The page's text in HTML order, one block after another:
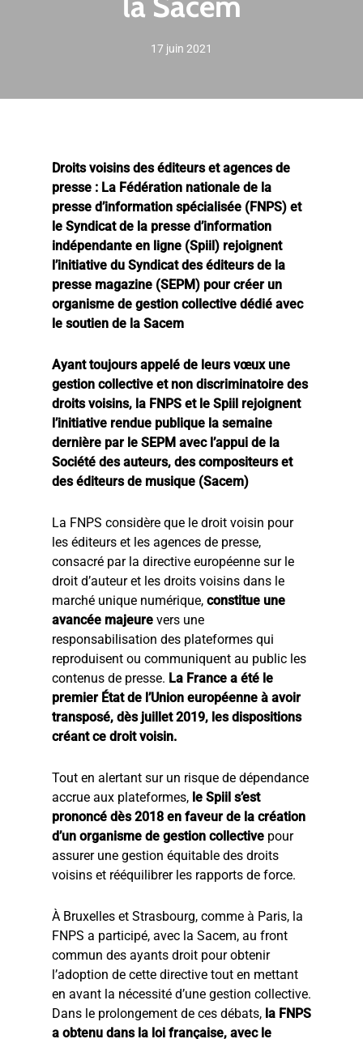
17 juin 2021
Droits voisins des éditeurs et agences de
presse : La Fédération nationale de la
presse d’information spécialisée (FNPS) et
le Syndicat de la presse d’information
indépendante en ligne (Spiil) rejoignent
l’initiative du Syndicat des éditeurs de la
presse magazine (SEPM) pour créer un
organisme de gestion collective dédié avec
le soutien de la Sacem
Ayant toujours appelé de leurs vœux une
gestion collective et non discriminatoire des
droits voisins, la FNPS et le Spiil rejoignent
l’initiative rendue publique la semaine
dernière par le SEPM avec l’appui de la
Société des auteurs, des compositeurs et
des éditeurs de musique (Sacem)
La FNPS considère que le droit voisin pour
les éditeurs et les agences de presse,
consacré par la directive européenne sur le
droit d’auteur et les droits voisins dans le
marché unique numérique, constitue une
avancée majeure vers une
responsabilisation des plateformes qui
reproduisent ou communiquent au public les
contenus de presse. La France a été le
premier État de l’Union européenne à avoir
transposé, dès juillet 2019, les dispositions
créant ce droit voisin.
Tout en alertant sur un risque de dépendance
accrue aux plateformes, le Spiil s’est
prononcé dès 2018 en faveur de la création
d’un organisme de gestion collective pour
assurer une gestion équitable des droits
voisins et rééquilibrer les rapports de force.
À Bruxelles et Strasbourg, comme à Paris, la
FNPS a participé, avec la Sacem, au front
commun des ayants droit pour obtenir
l’adoption de cette directive tout en mettant
en avant la nécessité d’une gestion collective.
Dans le prolongement de ces débats, la FNPS
a obtenu dans la loi française, avec le